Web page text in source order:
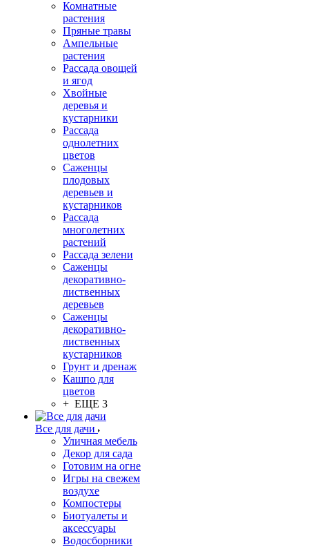
Комнатные
растения
Пряные травы
Ампельные
растения
Рассада овощей
и ягод
Хвойные
деревья и
кустарники
Рассада
однолетних
цветов
Саженцы
плодовых
деревьев и
кустарников
Рассада
многолетних
растений
Рассада зелени
Саженцы
декоративно-
лиственных
деревьев
Саженцы
декоративно-
лиственных
кустарников
Грунт и дренаж
Кашпо для
цветов
+ ЕЩЕ 3
Все для дачи
Уличная мебель
Декор для сада
Готовим на огне
Игры на свежем
воздухе
Компостеры
Биотуалеты и
аксессуары
Водосборники